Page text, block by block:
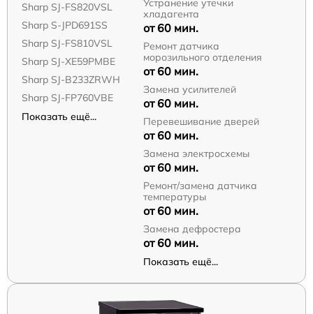
Sharp SJ-FS820VSL
Sharp S-JPD691SS
Sharp SJ-FS810VSL
Sharp SJ-XE59PMBE
Sharp SJ-B233ZRWH
Sharp SJ-FP760VBE
Показать ещё...
хладагента
от 60 мин.
Ремонт датчика
морозильного отделения
от 60 мин.
Замена усилителей
от 60 мин.
Перевешивание дверей
от 60 мин.
Замена электросхемы
от 60 мин.
Ремонт/замена датчика
температуры
от 60 мин.
Замена дефростера
от 60 мин.
Показать ещё...